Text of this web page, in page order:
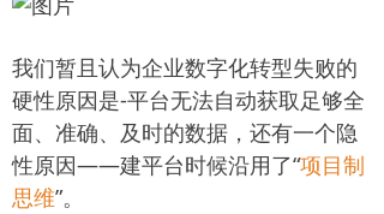
我们暂且认为企业数字化转型失败的
硬性原因是-平台无法自动获取足够全
面、准确、及时的数据，还有一个隐
性原因——建平台时候沿用了“项目制
思维”。